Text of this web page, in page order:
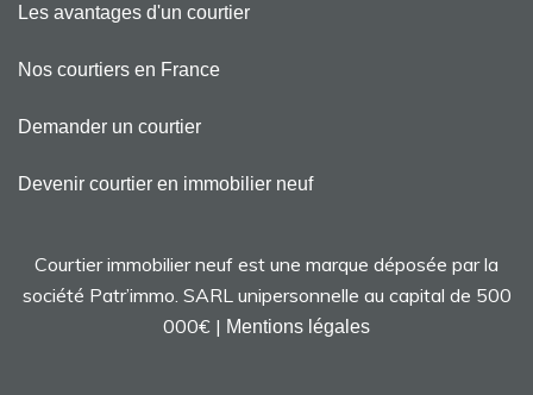
Les avantages d'un courtier
Nos courtiers en France
Demander un courtier
Devenir courtier en immobilier neuf
Courtier immobilier neuf est une marque déposée par la
société Patr’immo. SARL unipersonnelle au capital de 500
000€ | Mentions légales